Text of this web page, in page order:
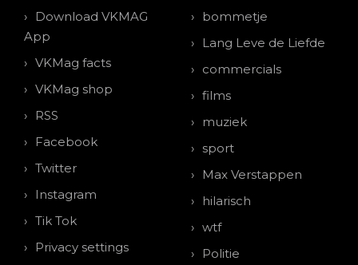
Download VKMAG
App
VKMag facts
VKMag shop
RSS
Facebook
Twitter
Instagram
Tik Tok
Privacy settings
bommetje
Lang Leve de Liefde
commercials
films
muziek
sport
Max Verstappen
hilarisch
wtf
Politie